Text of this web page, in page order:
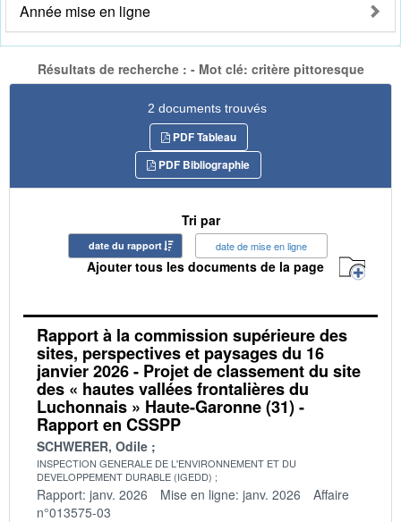
Année mise en ligne
Résultats de recherche : - Mot clé: critère pittoresque
2 documents trouvés
PDF Tableau
PDF Bibliographie
Tri par
date du rapport date de mise en ligne
Ajouter tous les documents de la page
Rapport à la commission supérieure des
sites, perspectives et paysages du 16
janvier 2026 - Projet de classement du site
des « hautes vallées frontalières du
Luchonnais » Haute-Garonne (31) -
Rapport en CSSPP
SCHWERER, Odile
INSPECTION GENERALE DE L'ENVIRONNEMENT ET DU
DEVELOPPEMENT DURABLE (IGEDD)
Rapport: janv. 2026 Mise en ligne: janv. 2026
Affaire
n°013575-03